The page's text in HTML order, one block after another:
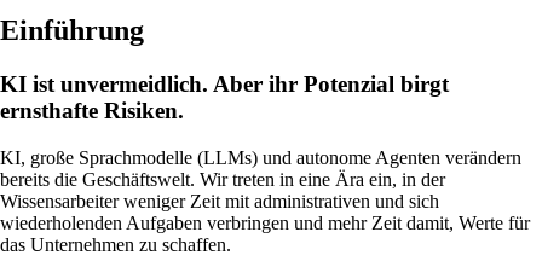
Einführung
KI ist unvermeidlich. Aber ihr Potenzial birgt
ernsthafte Risiken.
KI, große Sprachmodelle (LLMs) und autonome Agenten verändern
bereits die Geschäftswelt. Wir treten in eine Ära ein, in der
Wissensarbeiter weniger Zeit mit administrativen und sich
wiederholenden Aufgaben verbringen und mehr Zeit damit, Werte für
das Unternehmen zu schaffen.